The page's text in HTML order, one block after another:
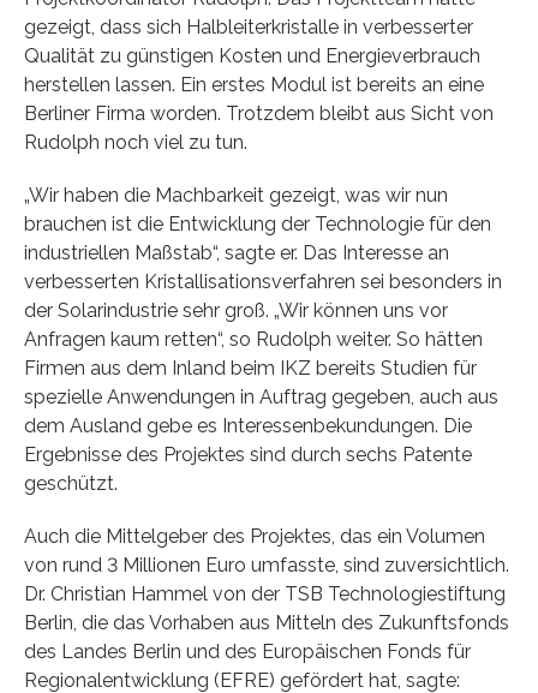
gezeigt, dass sich Halbleiterkristalle in verbesserter
Qualität zu günstigen Kosten und Energieverbrauch
herstellen lassen. Ein erstes Modul ist bereits an eine
Berliner Firma worden. Trotzdem bleibt aus Sicht von
Rudolph noch viel zu tun.
„Wir haben die Machbarkeit gezeigt, was wir nun
brauchen ist die Entwicklung der Technologie für den
industriellen Maßstab“, sagte er. Das Interesse an
verbesserten Kristallisationsverfahren sei besonders in
der Solarindustrie sehr groß. „Wir können uns vor
Anfragen kaum retten“, so Rudolph weiter. So hätten
Firmen aus dem Inland beim IKZ bereits Studien für
spezielle Anwendungen in Auftrag gegeben, auch aus
dem Ausland gebe es Interessenbekundungen. Die
Ergebnisse des Projektes sind durch sechs Patente
geschützt.
Auch die Mittelgeber des Projektes, das ein Volumen
von rund 3 Millionen Euro umfasste, sind zuversichtlich.
Dr. Christian Hammel von der TSB Technologiestiftung
Berlin, die das Vorhaben aus Mitteln des Zukunftsfonds
des Landes Berlin und des Europäischen Fonds für
Regionalentwicklung (EFRE) gefördert hat, sagte: